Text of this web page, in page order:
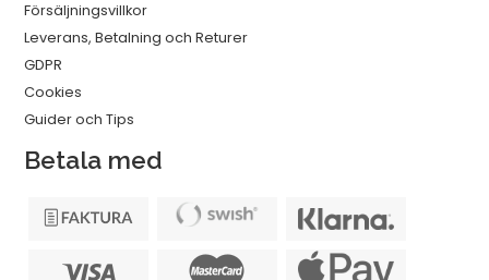
Försäljningsvillkor
Leverans, Betalning och Returer
GDPR
Cookies
Guider och Tips
Betala med